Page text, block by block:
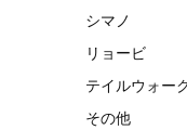
シマノ
リョービ
テイルウォー
その他